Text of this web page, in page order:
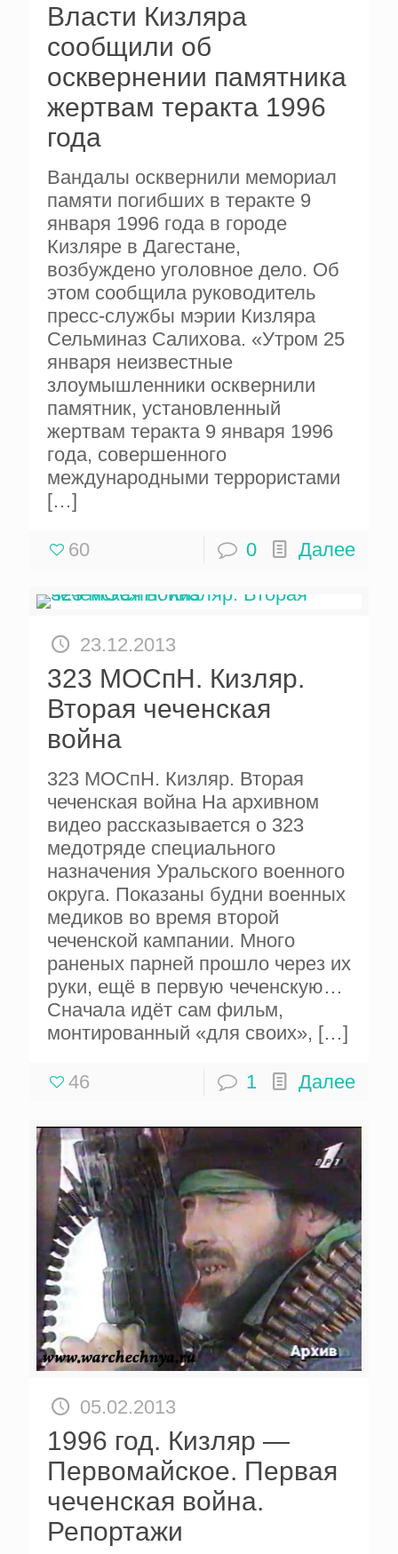
Власти Кизляра
сообщили об
осквернении памятника
жертвам теракта 1996
года
Вандалы осквернили мемориал
памяти погибших в теракте 9
января 1996 года в городе
Кизляре в Дагестане,
возбуждено уголовное дело. Об
этом сообщила руководитель
пресс-службы мэрии Кизляра
Сельминаз Салихова. «Утром 25
января неизвестные
злоумышленники осквернили
памятник, установленный
жертвам теракта 9 января 1996
года, совершенного
международными террористами
[…]
60 0 Далее
23.12.2013
323 МОСпН. Кизляр.
Вторая чеченская
война
323 МОСпН. Кизляр. Вторая
чеченская война На архивном
видео рассказывается о 323
медотряде специального
назначения Уральского военного
округа. Показаны будни военных
медиков во время второй
чеченской кампании. Много
раненых парней прошло через их
руки, ещё в первую чеченскую…
Сначала идёт сам фильм,
монтированный «для своих», […]
46 1 Далее
05.02.2013
1996 год. Кизляр —
Первомайское. Первая
чеченская война.
Репортажи